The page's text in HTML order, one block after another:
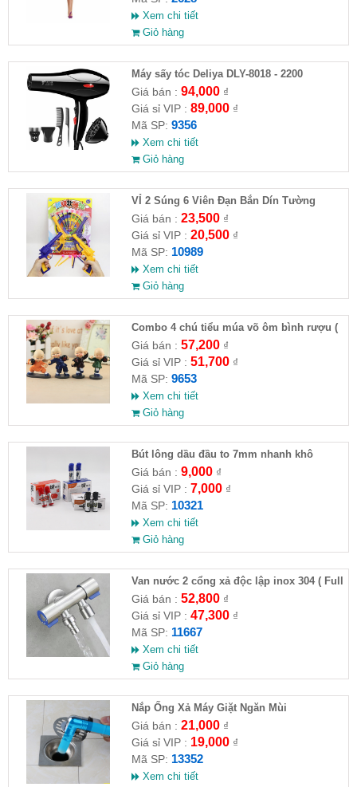
Xem chi tiết
Giỏ hàng
Máy sấy tóc Deliya DLY-8018 - 2200
Giá bán : 94,000₫
Giá sỉ VIP : 89,000₫
Mã SP: 9356
Xem chi tiết
Giỏ hàng
VỈ 2 Súng 6 Viên Đạn Bắn Dín Tường
Giá bán : 23,500₫
Giá sỉ VIP : 20,500₫
Mã SP: 10989
Xem chi tiết
Giỏ hàng
Combo 4 chú tiểu múa võ ôm bình rượu (
HĐ )
Giá bán : 57,200₫
Giá sỉ VIP : 51,700₫
Mã SP: 9653
Xem chi tiết
Giỏ hàng
Bút lông dầu đầu to 7mm nhanh khô
Giá bán : 9,000₫
Giá sỉ VIP : 7,000₫
Mã SP: 10321
Xem chi tiết
Giỏ hàng
Van nước 2 cổng xả độc lập inox 304 ( Full
VAT )
Giá bán : 52,800₫
Giá sỉ VIP : 47,300₫
Mã SP: 11667
Xem chi tiết
Giỏ hàng
Nắp Ống Xả Máy Giặt Ngăn Mùi
Giá bán : 21,000₫
Giá sỉ VIP : 19,000₫
Mã SP: 13352
Xem chi tiết